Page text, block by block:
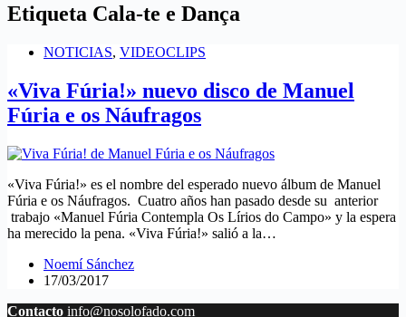
Etiqueta Cala-te e Dança
NOTICIAS, VIDEOCLIPS
«Viva Fúria!» nuevo disco de Manuel
Fúria e os Náufragos
«Viva Fúria!» es el nombre del esperado nuevo álbum de Manuel
Fúria e os Náufragos. Cuatro años han pasado desde su anterior
trabajo «Manuel Fúria Contempla Os Lírios do Campo» y la espera
ha merecido la pena. «Viva Fúria!» salió a la…
Noemí Sánchez
17/03/2017
Contacto info@nosolofado.com